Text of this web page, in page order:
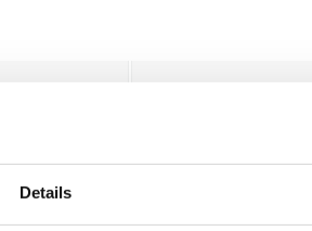
Details